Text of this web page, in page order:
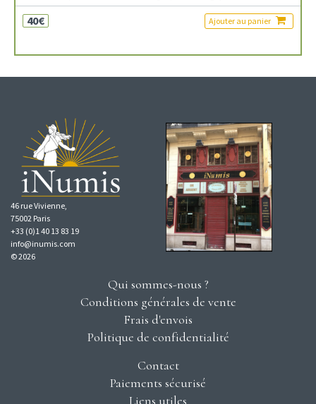
40€ Ajouter au panier
46 rue Vivienne,
75002 Paris
+33 (0)1 40 13 83 19
info@inumis.com
© 2026
Qui sommes-nous ?
Conditions générales de vente
Frais d'envois
Politique de confidentialité
Contact
Paiements sécurisé
Liens utiles